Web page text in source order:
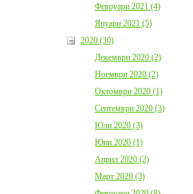
Февруари 2021 (4)
Януари 2021 (5)
2020 (30)
Декември 2020 (2)
Ноември 2020 (2)
Октомври 2020 (1)
Септември 2020 (3)
Юли 2020 (3)
Юни 2020 (1)
Април 2020 (2)
Март 2020 (3)